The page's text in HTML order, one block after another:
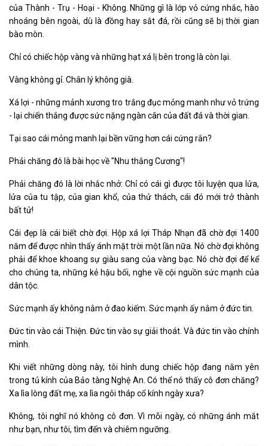
của Thành - Trụ - Hoại - Không. Những gì là lớp vỏ cứng nhắc, hào
nhoáng bên ngoài, dù là đồng hay sắt đá, rồi cũng sẽ bị thời gian
bào mòn.
Chỉ có chiếc hộp vàng và những hạt xá lị bên trong là còn lại.
Vàng không gỉ. Chân lý không già.
Xá lợi - những mảnh xương tro trắng đục mỏng manh như vỏ trứng
- lại chiến thắng được sức nặng ngàn cân của đất đá và thời gian.
Tại sao cái mỏng manh lại bền vững hơn cái cứng rắn?
Phải chăng đó là bài học về "Nhu thắng Cương"!
Phải chăng đó là lời nhắc nhở: Chỉ có cái gì được tôi luyện qua lửa,
lửa của tu tập, của gian khổ, của thử thách, cái đó mới trở thành
bất tử!
Cái đẹp là cái biết chờ đợi. Hộp xá lợi Tháp Nhạn đã chờ đợi 1400
năm để được nhìn thấy ánh mặt trời một lần nữa. Nó chờ đợi không
phải để khoe khoang sự giàu sang của vàng bạc. Nó chờ đợi để kể
cho chúng ta, những kẻ hậu bối, nghe về cội nguồn sức mạnh của
dân tộc.
Sức mạnh ấy không nằm ở đao kiếm. Sức mạnh ấy nằm ở đức tin.
Đức tin vào cái Thiện. Đức tin vào sự giải thoát. Và đức tin vào chính
mình.
Khi viết những dòng này, tôi hình dung chiếc hộp đang nằm yên
trong tủ kính của Bảo tàng Nghệ An. Có thể nó thấy cô đơn chăng?
Xa lìa lòng đất mẹ, xa lìa ngôi tháp cổ kính ngày xưa?
Không, tôi nghĩ nó không cô đơn. Vì mỗi ngày, có những ánh mắt
như bạn, như tôi, tìm đến và chiêm ngưỡng.